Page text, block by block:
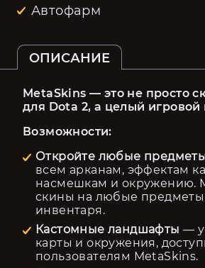
Автофарм
ОПИСАНИЕ
MetaSkins — это не просто
для Dota 2, а целый
Возможности:
Откройте любые
всем арканам, эффектам
насмешкам и окружению.
скины на любые предметы
инвентаря.
Кастомные ландшафты —
карты и окружения,
пользователям MetaSkins.